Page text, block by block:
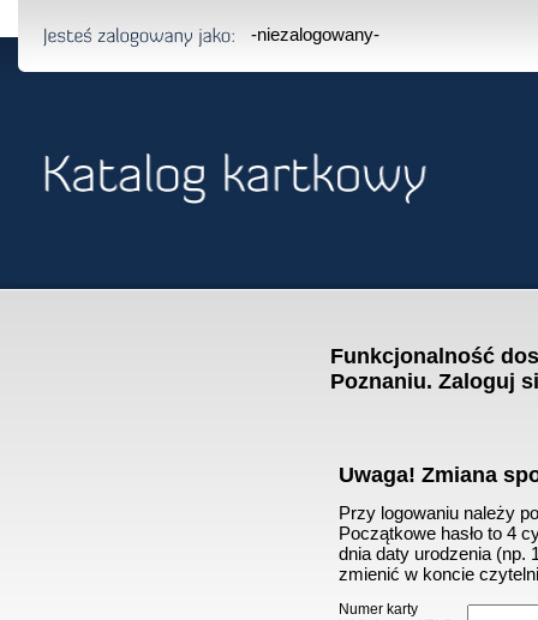
-niezalogowany-
Funkcjonalność
Poznaniu. Zaloguj
Uwaga! Zmiana
Przy logowaniu należy
Początkowe hasło to 4
dnia daty urodzenia (np.
zmienić w koncie
Numer karty